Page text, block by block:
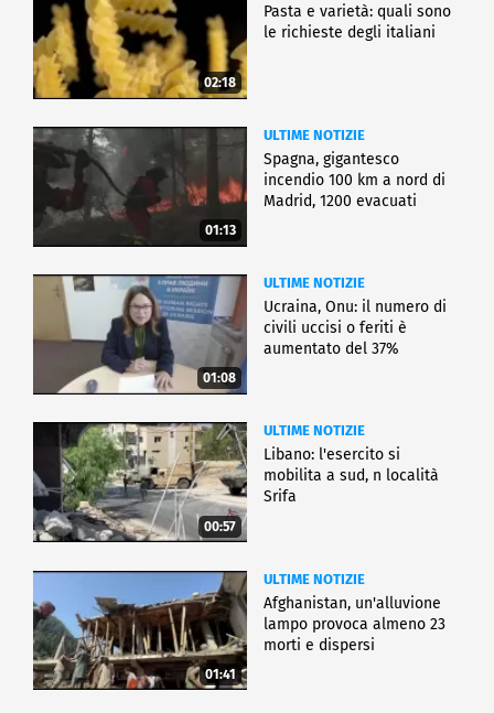
02:18
Pasta e varietà: quali sono
le richieste degli italiani
01:13
ULTIME NOTIZIE
Spagna, gigantesco
incendio 100 km a nord di
Madrid, 1200 evacuati
01:08
ULTIME NOTIZIE
Ucraina, Onu: il numero di
civili uccisi o feriti è
aumentato del 37%
00:57
ULTIME NOTIZIE
Libano: l'esercito si
mobilita a sud, n località
Srifa
01:41
ULTIME NOTIZIE
Afghanistan, un'alluvione
lampo provoca almeno 23
morti e dispersi